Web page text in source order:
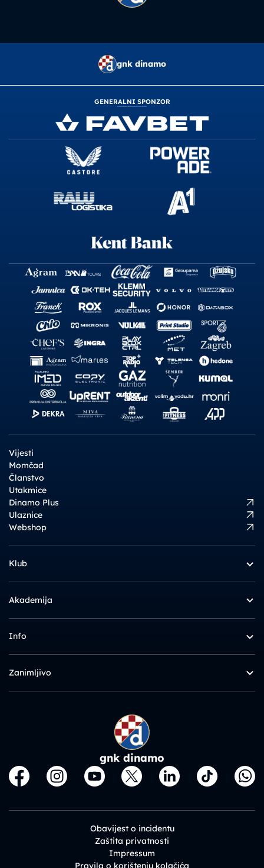
gnk dinamo
GENERALNI SPONZOR
Vijesti
Momčad
Članstvo
Utakmice
Dinamo Plus
Ulaznice
Webshop
Klub
Akademija
Info
Zanimljivo
gnk dinamo
Obavijest o incidentu
Zaštita privatnosti
Impressum
Pravila o korištenju kolačića